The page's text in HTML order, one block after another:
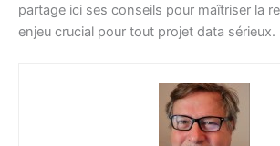
partage ici ses conseils pour maîtriser la
enjeu crucial pour tout projet data sérieux.